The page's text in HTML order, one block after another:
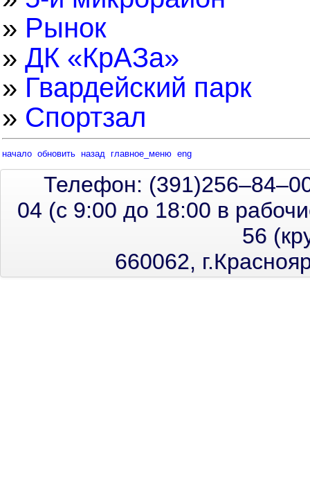
» Рынок
» ДК «КрАЗа»
» Гвардейский парк
» Спортзал
начало обновить назад главное_меню eng
Телефон:
04 (с 9:00 до 18:00 в
56
660062,